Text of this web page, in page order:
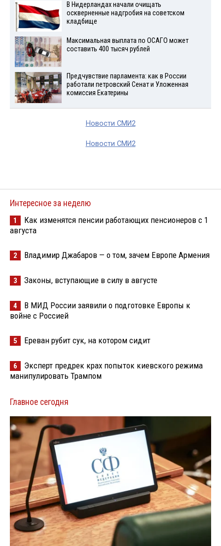
В Нидерландах начали очищать
оскверненные надгробия на советском
кладбище
Максимальная выплата по ОСАГО может
составить 400 тысяч рублей
Предчувствие парламента: как в России
работали петровский Сенат и Уложенная
комиссия Екатерины
Новости СМИ2
Новости СМИ2
Интересное за неделю
1
Как изменятся пенсии работающих пенсионеров с 1
августа
2 Владимир Джабаров — о том, зачем Европе Армения
3 Законы, вступающие в силу в августе
4
В МИД России заявили о подготовке Европы к
войне с Россией
5 Ереван рубит сук, на котором сидит
6
Эксперт предрек крах попыток киевского режима
манипулировать Трампом
Главное сегодня